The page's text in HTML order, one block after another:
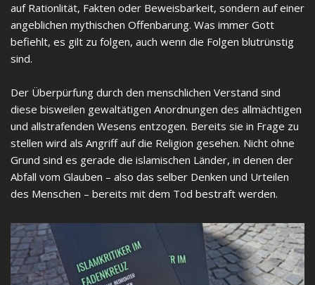
auf Rationlität, Fakten oder Beweisbarkeit, sondern auf einer
angeblichen mythischen Offenbarung. Was immer Gott
befiehlt, es gilt zu folgen, auch wenn die Folgen blutrünstig
sind.
Der Überpürfung durch den menschlichen Verstand sind
diese bisweilen gewaltätigen Anordnungen des allmächtigen
und allstrafenden Wesens entzogen. Bereits sie in Frage zu
stellen wird als Angriff auf die Religion gesehen. Nicht ohne
Grund sind es gerade die islamischen Länder, in denen der
Abfall vom Glauben – also das selber Denken und Urteilen
des Menschen – bereits mit dem Tod bestraft werden.